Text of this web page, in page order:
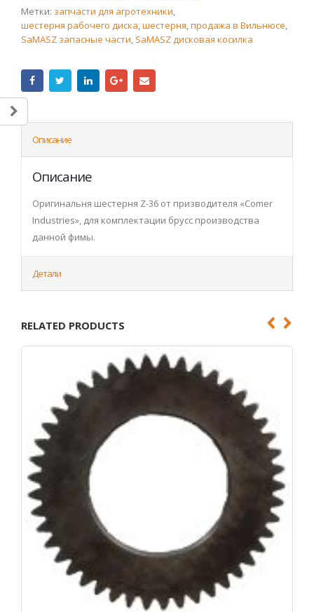
Метки: запчасти для агротехники,
шестерня рабочего диска,шестерня,продажа в Вильнюсе,
SaMASZ запасные части, SaMASZ дисковая косилка
Описание
Описание
Оригинальня шестерня Z-36 от призводителя «Comer
Industries», для комплектации брусс производства
данной фимы.
Детали
RELATED PRODUCTS